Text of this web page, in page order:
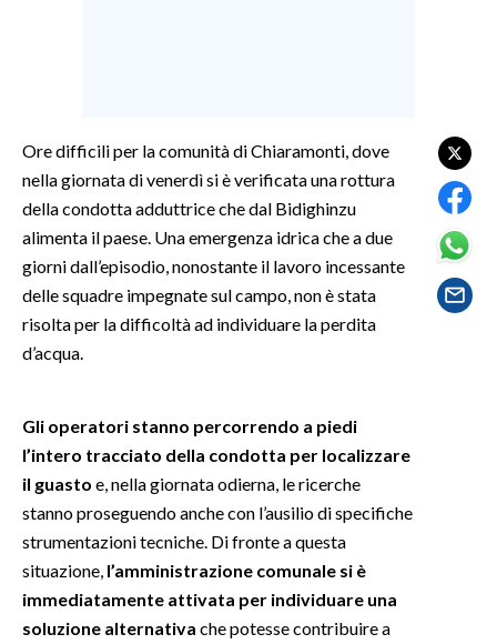
GOSSIP
SARDEGNA TURISMO
SARDI NEL MONDO
NOTIZIE
#CARAUNIONE
3 MINUTI CON
INSULARITÀ
ABBONATI
Ore difficili per la comunità di Chiaramonti, dove
nella giornata di venerdì si è verificata una rottura
della condotta adduttrice che dal Bidighinzu
alimenta il paese. Una emergenza idrica che a due
giorni dall’episodio, nonostante il lavoro incessante
delle squadre impegnate sul campo, non è stata
risolta per la difficoltà ad individuare la perdita
d’acqua.
Gli operatori stanno percorrendo a piedi
l’intero tracciato della condotta per localizzare
il guasto e, nella giornata odierna, le ricerche
stanno proseguendo anche con l’ausilio di specifiche
strumentazioni tecniche. Di fronte a questa
situazione, l’amministrazione comunale si è
immediatamente attivata per individuare una
soluzione alternativa che potesse contribuire a